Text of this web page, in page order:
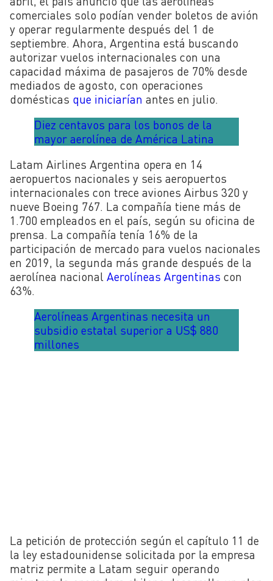
comerciales solo podían vender boletos de avión
y operar regularmente después del 1 de
septiembre. Ahora, Argentina está buscando
autorizar vuelos internacionales con una
capacidad máxima de pasajeros de 70% desde
mediados de agosto, con operaciones
domésticas que iniciarían antes en julio.
Diez centavos para los bonos de la
mayor aerolínea de América Latina
Latam Airlines Argentina opera en 14
aeropuertos nacionales y seis aeropuertos
internacionales con trece aviones Airbus 320 y
nueve Boeing 767. La compañía tiene más de
1.700 empleados en el país, según su oficina de
prensa. La compañía tenía 16% de la
participación de mercado para vuelos nacionales
en 2019, la segunda más grande después de la
aerolínea nacional Aerolíneas Argentinas con
63%.
Aerolíneas Argentinas necesita un
subsidio estatal superior a US$ 880
millones
La petición de protección según el capítulo 11 de
la ley estadounidense solicitada por la empresa
matriz permite a Latam seguir operando